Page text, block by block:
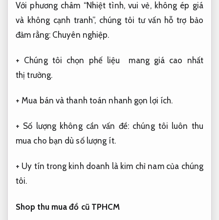
Với phương châm “Nhiệt tình, vui vẻ, không ép giá
và không cạnh tranh”, chúng tôi tư vấn hỗ trợ bảo
đảm rằng: Chuyên nghiệp.
+ Chúng tôi chọn phế liệu
mang giá cao nhất
thị trường.
+ Mua bán và thanh toán nhanh gọn lợi ích.
+ Số lượng không cần vấn đề: chúng tôi luôn thu
mua cho bạn dù số lượng ít.
+ Uy tín trong kinh doanh là kim chỉ nam của chúng
tôi.
Shop thu mua đồ cũ TPHCM